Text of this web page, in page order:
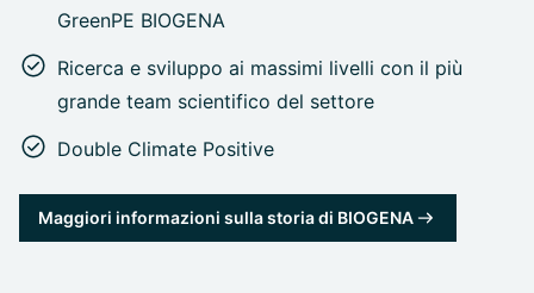
GreenPE BIOGENA
Ricerca e sviluppo ai massimi livelli con il più
grande team scientifico del settore
Double Climate Positive
Maggiori informazioni sulla storia di BIOGENA